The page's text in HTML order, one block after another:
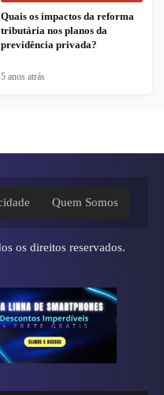
Quais os impactos da reforma
tributária nos planos da
previdência privada?
5 anos atrás
Quem Somos
os direitos reservados.